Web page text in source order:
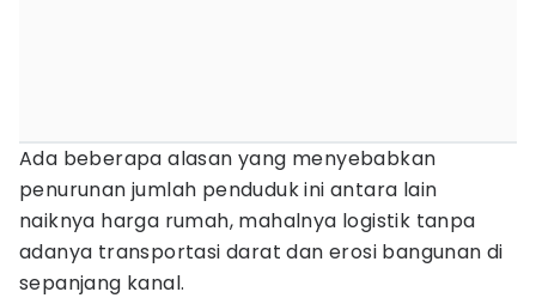
Ada beberapa alasan yang menyebabkan
penurunan jumlah penduduk ini antara lain
naiknya harga rumah, mahalnya logistik tanpa
adanya transportasi darat dan erosi bangunan di
sepanjang kanal.